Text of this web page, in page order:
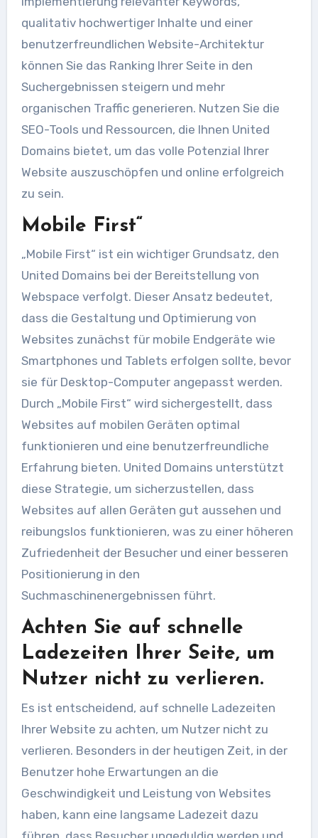
qualitativ hochwertiger Inhalte und einer
benutzerfreundlichen Website-Architektur
können Sie das Ranking Ihrer Seite in den
Suchergebnissen steigern und mehr
organischen Traffic generieren. Nutzen Sie die
SEO-Tools und Ressourcen, die Ihnen United
Domains bietet, um das volle Potenzial Ihrer
Website auszuschöpfen und online erfolgreich
zu sein.
Mobile First“
„Mobile First“ ist ein wichtiger Grundsatz, den
United Domains bei der Bereitstellung von
Webspace verfolgt. Dieser Ansatz bedeutet,
dass die Gestaltung und Optimierung von
Websites zunächst für mobile Endgeräte wie
Smartphones und Tablets erfolgen sollte, bevor
sie für Desktop-Computer angepasst werden.
Durch „Mobile First“ wird sichergestellt, dass
Websites auf mobilen Geräten optimal
funktionieren und eine benutzerfreundliche
Erfahrung bieten. United Domains unterstützt
diese Strategie, um sicherzustellen, dass
Websites auf allen Geräten gut aussehen und
reibungslos funktionieren, was zu einer höheren
Zufriedenheit der Besucher und einer besseren
Positionierung in den
Suchmaschinenergebnissen führt.
Achten Sie auf schnelle
Ladezeiten Ihrer Seite, um
Nutzer nicht zu verlieren.
Es ist entscheidend, auf schnelle Ladezeiten
Ihrer Website zu achten, um Nutzer nicht zu
verlieren. Besonders in der heutigen Zeit, in der
Benutzer hohe Erwartungen an die
Geschwindigkeit und Leistung von Websites
haben, kann eine langsame Ladezeit dazu